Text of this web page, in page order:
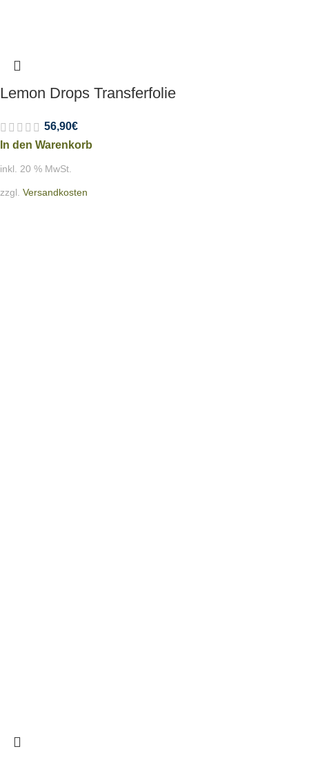
Lemon Drops Transferfolie
56,90€
In den Warenkorb
inkl. 20 % MwSt.
zzgl. Versandkosten